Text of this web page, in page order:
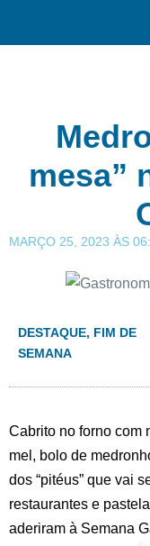
mesa”
MARÇO 25, 2023 ÀS
DESTAQUE, FIM DE
SEMANA
Cabrito no forno com
mel, bolo de
dos “pitéus” que vai
restaurantes e
aderiram à Semana